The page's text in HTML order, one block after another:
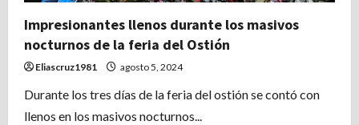
Impresionantes llenos durante los masivos
nocturnos de la feria del Ostión
Eliascruz1981 agosto 5, 2024
Durante los tres días de la feria del ostión se contó con
llenos en los masivos nocturnos...